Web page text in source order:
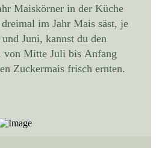
Maiskörner in der Küche
im Jahr Mais säst, je
Juni, kannst du den
von Mitte Juli bis Anfang
Zuckermais frisch ernten.